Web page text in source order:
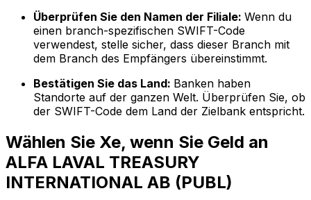
Überprüfen Sie den Namen der Filiale: Wenn du
einen branch-spezifischen SWIFT-Code
verwendest, stelle sicher, dass dieser Branch mit
dem Branch des Empfängers übereinstimmt.
Bestätigen Sie das Land: Banken haben
Standorte auf der ganzen Welt. Überprüfen Sie, ob
der SWIFT-Code dem Land der Zielbank entspricht.
Wählen Sie Xe, wenn Sie Geld an
ALFA LAVAL TREASURY
INTERNATIONAL AB (PUBL)